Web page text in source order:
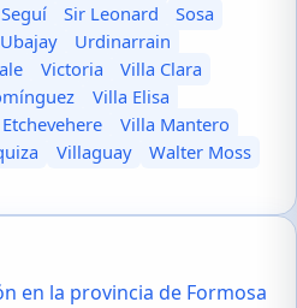
Seguí Sir Leonard
Sosa
Ubajay
Urdinarrain
Victoria
Villa Clara
Villa Elisa
Villa Mantero
Villaguay
Walter Moss
en la provincia de Formosa